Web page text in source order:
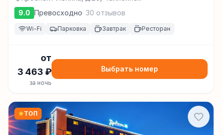
9.0 Превосходно· 30 отзывов
Wi-Fi Парковка Завтрак Ресторан
от
3 463 ₽
за ночь
Выбрать номер
★ТОП